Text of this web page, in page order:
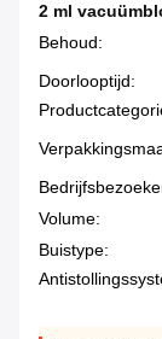
2 ml
Behoud:
Doorlooptijd:
Volume:
Buistype: